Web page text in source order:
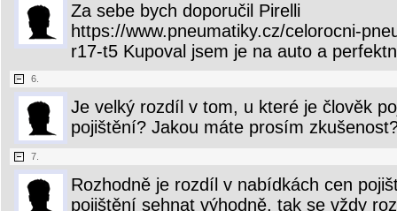
Za sebe bych doporučil Pirelli
https://www.pneumatiky.cz/celorocni-
r17-t5 Kupoval jsem je na auto a
6.
Je velký rozdíl v tom, u které je člověk
pojištění? Jakou máte prosím
7.
Rozhodně je rozdíl v nabídkách cen
pojištění sehnat výhodně, tak se vždy